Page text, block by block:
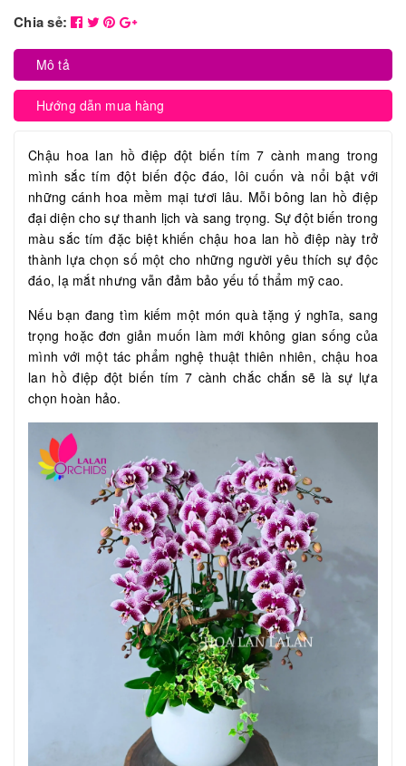
Chia sẻ:
Mô tả
Hướng dẫn mua hàng
Chậu hoa lan hồ điệp đột biến tím 7 cành mang trong
mình sắc tím đột biến độc đáo, lôi cuốn và nổi bật với
những cánh hoa mềm mại tươi lâu. Mỗi bông lan hồ điệp
đại diện cho sự thanh lịch và sang trọng. Sự đột biến trong
màu sắc tím đặc biệt khiến chậu hoa lan hồ điệp này trở
thành lựa chọn số một cho những người yêu thích sự độc
đáo, lạ mắt nhưng vẫn đảm bảo yếu tố thẩm mỹ cao.
Nếu bạn đang tìm kiếm một món quà tặng ý nghĩa, sang
trọng hoặc đơn giản muốn làm mới không gian sống của
mình với một tác phẩm nghệ thuật thiên nhiên, chậu hoa
lan hồ điệp đột biến tím 7 cành chắc chắn sẽ là sự lựa
chọn hoàn hảo.